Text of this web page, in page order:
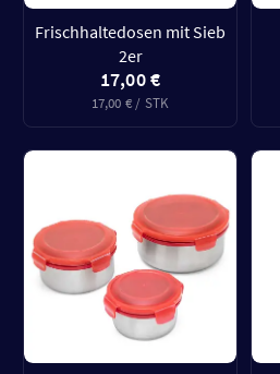
Frischhaltedosen mit Sieb
2er
17,00 €
17,00 € / STK